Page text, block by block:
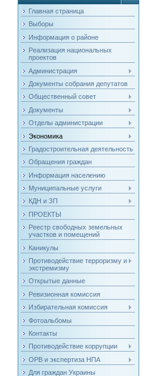
Главная страница
Выборы
Информация о районе
Реализация национальных
проектов
Администрация
Документы собрания депутатов
Общественный совет
Документы
Отделы администрации
Экономика
Градостроительная деятельность
Обращения граждан
Информация населению
Муниципальные услуги
КДН и ЗП
ПРОЕКТЫ
Реестр свободных земельных
участков и помещений
Каникулы
Противодействие терроризму и
экстремизму
Открытые данные
Ревизионная комиссия
Избирательная комиссия
Фотоальбомы
Контакты
Противодействие коррупции
ОРВ и экспертиза НПА
Для граждан Украины